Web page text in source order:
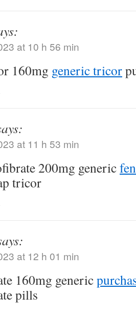
at 10 h 56 min
160mg generic tricor
at 11 h 53 min
200mg generic
tricor
at 12 h 01 min
160mg generic
pills